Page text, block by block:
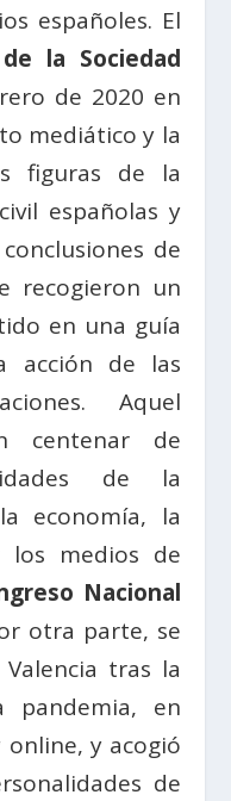
españoles. El
la Sociedad
de 2020 en
mediático y la
figuras de la
españolas y
de
recogieron un
en una guía
acción de las
Aquel
centenar de
de la
economía, la
los medios de
Nacional
otra parte, se
tras la
pandemia, en
y acogió
de